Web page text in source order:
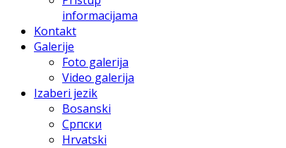
informacijama
Kontakt
Galerije
Foto galerija
Video galerija
Izaberi jezik
Bosanski
Српски
Hrvatski